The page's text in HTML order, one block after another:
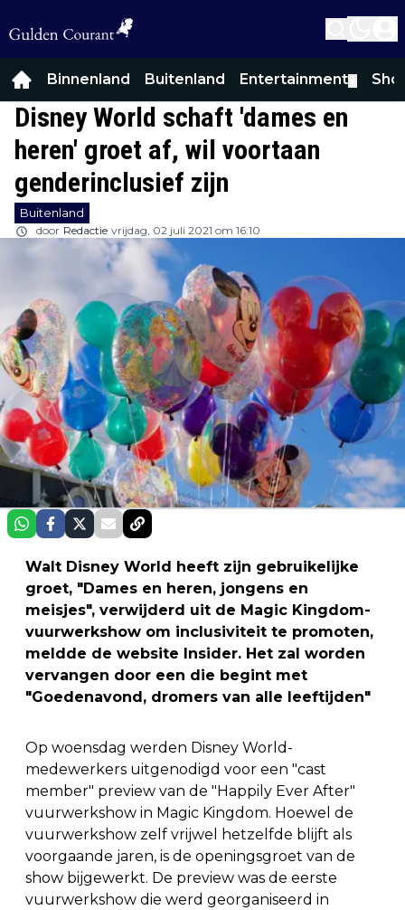
Binnenland Buitenland Entertainment
Disney World schaft 'dames en
heren' groet af, wil voortaan
genderinclusief zijn
Buitenland
door Redactie vrijdag, 02 juli 2021 om 16:10
Walt Disney World heeft zijn gebruikelijke
groet, "Dames en heren, jongens en
meisjes", verwijderd uit de Magic Kingdom-
vuurwerkshow om inclusiviteit te promoten,
meldde de website Insider. Het zal worden
vervangen door een die begint met
"Goedenavond, dromers van alle leeftijden"
Op woensdag werden Disney World-
medewerkers uitgenodigd voor een "cast
member" preview van de "Happily Ever After"
vuurwerkshow in Magic Kingdom. Hoewel de
vuurwerkshow zelf vrijwel hetzelfde blijft als
voorgaande jaren, is de openingsgroet van de
show bijgewerkt. De preview was de eerste
vuurwerkshow die werd georganiseerd in